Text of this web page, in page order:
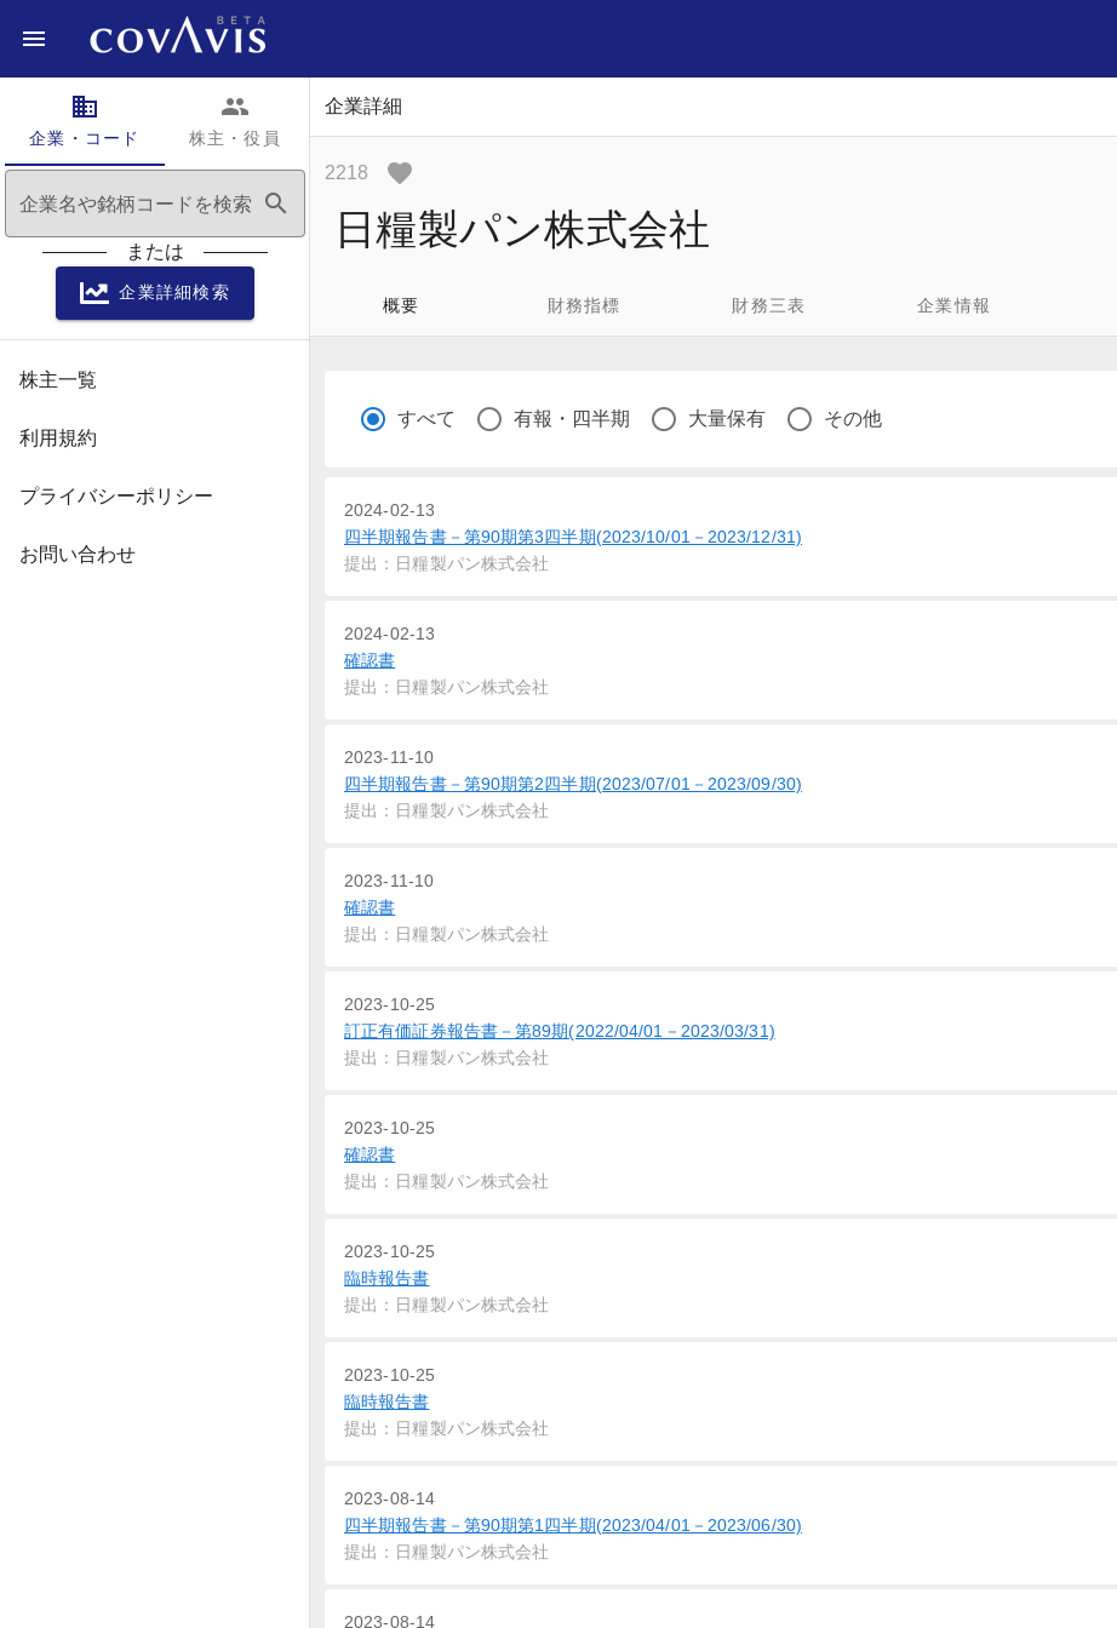
企業・コード
domain
株主・役員
people
企業名や銘柄コードを検索 search
または
企業詳細検索
株主一覧
利用規約
プライバシーポリシー
お問い合わせ
企業詳細
2218
日糧製パン株式会社
概要 財務指標 財務三表 企業情報
すべて 有報・四半期 大量保有 その他
2024-02-13
四半期報告書－第90期第3四半期(2023/10/01－2023/12/31)
提出：日糧製パン株式会社
2024-02-13
確認書
提出：日糧製パン株式会社
2023-11-10
四半期報告書－第90期第2四半期(2023/07/01－2023/09/30)
提出：日糧製パン株式会社
2023-11-10
確認書
提出：日糧製パン株式会社
2023-10-25
訂正有価証券報告書－第89期(2022/04/01－2023/03/31)
提出：日糧製パン株式会社
2023-10-25
確認書
提出：日糧製パン株式会社
2023-10-25
臨時報告書
提出：日糧製パン株式会社
2023-10-25
臨時報告書
提出：日糧製パン株式会社
2023-08-14
四半期報告書－第90期第1四半期(2023/04/01－2023/06/30)
提出：日糧製パン株式会社
2023-08-14